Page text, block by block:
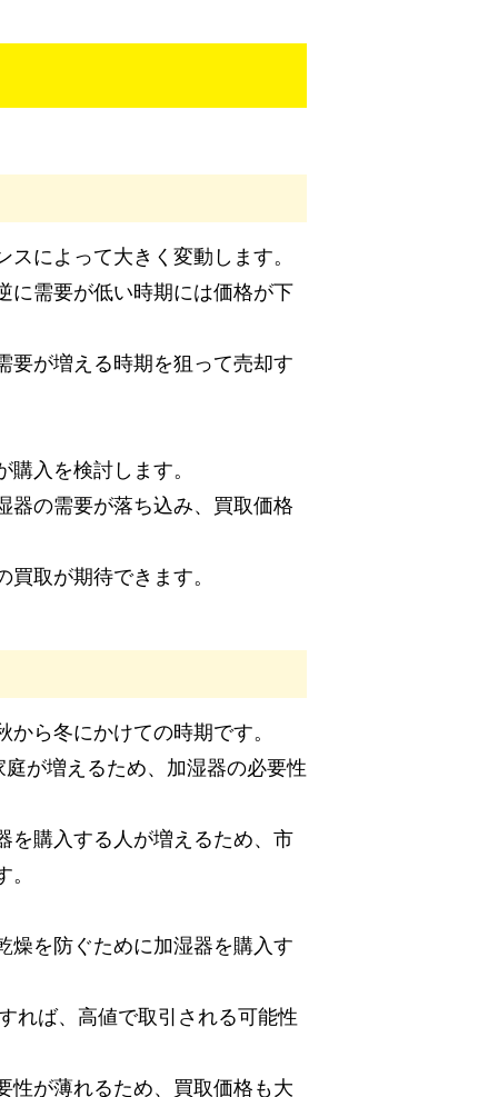
によって大きく変動します。
に需要が低い時期には価格が下
要が増える時期を狙って売却す
入を検討します。
器の需要が落ち込み、買取価格
取が期待できます。
ら冬にかけての時期です。
が増えるため、加湿器の必要性
を購入する人が増えるため、市
燥を防ぐために加湿器を購入す
れば、高値で取引される可能性
性が薄れるため、買取価格も大